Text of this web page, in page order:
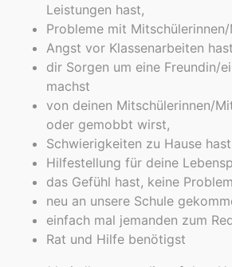
Leistungen hast,
Probleme mit
Angst vor Klassenarbeiten
dir Sorgen um eine Freundin/
machst
von deinen Mitschülerinnen/
oder gemobbt wirst,
Schwierigkeiten zu Hause
Hilfestellung für deine
das Gefühl hast, keine
neu an unsere Schule
einfach mal jemanden zum
Rat und Hilfe benötigst